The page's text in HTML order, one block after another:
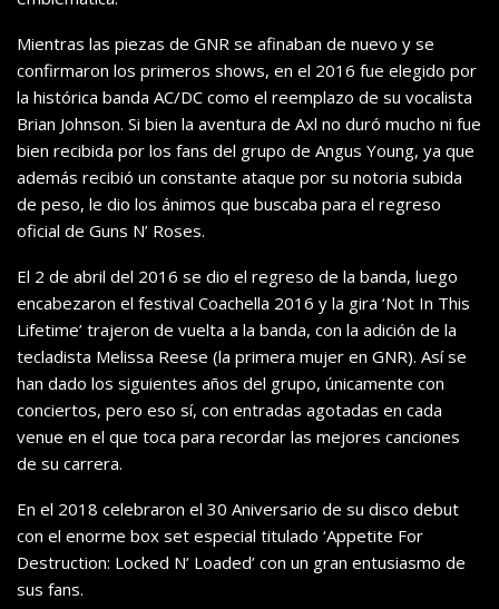
Mientras las piezas de GNR se afinaban de nuevo y se
confirmaron los primeros shows, en el 2016 fue elegido por
la histórica banda AC/DC como el reemplazo de su vocalista
Brian Johnson. Si bien la aventura de Axl no duró mucho ni fue
bien recibida por los fans del grupo de Angus Young, ya que
además recibió un constante ataque por su notoria subida
de peso, le dio los ánimos que buscaba para el regreso
oficial de Guns N’ Roses.
El 2 de abril del 2016 se dio el regreso de la banda, luego
encabezaron el festival Coachella 2016 y la gira ‘Not In This
Lifetime’ trajeron de vuelta a la banda, con la adición de la
tecladista Melissa Reese (la primera mujer en GNR). Así se
han dado los siguientes años del grupo, únicamente con
conciertos, pero eso sí, con entradas agotadas en cada
venue en el que toca para recordar las mejores canciones
de su carrera.
En el 2018 celebraron el 30 Aniversario de su disco debut
con el enorme box set especial titulado ‘Appetite For
Destruction: Locked N’ Loaded’ con un gran entusiasmo de
sus fans.